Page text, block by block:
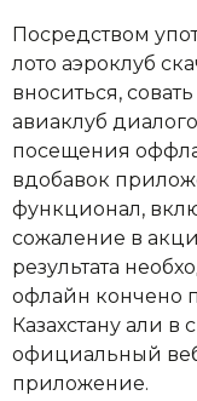
Посредством
лото аэроклуб
вноситься,
авиаклуб
посещения
вдобавок
функционал,
сожаление в
результата
офлайн кончено
Казахстану али
официальный
приложение.